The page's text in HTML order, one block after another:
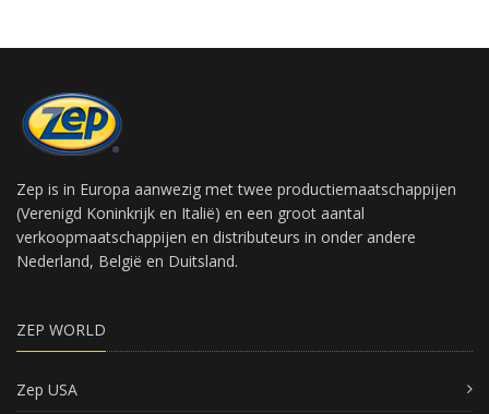
Zep is in Europa aanwezig met twee productiemaatschappijen
(Verenigd Koninkrijk en Italië) en een groot aantal
verkoopmaatschappijen en distributeurs in onder andere
Nederland, België en Duitsland.
ZEP WORLD
Zep USA